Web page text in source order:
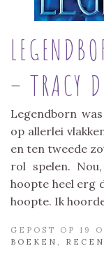
– TRACY
Legendborn
op allerlei
en ten tweede
rol spelen.
hoopte heel erg
hoopte. Ik
GEPOST OP 19
BOEKEN